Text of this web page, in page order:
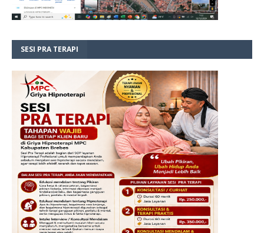
SESI PRA TERAPI